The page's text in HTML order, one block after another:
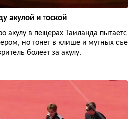
акулой и тоской
акулу в пещерах Таиланда пытаетс
но тонет в клише и мутных съе
болеет за акулу.